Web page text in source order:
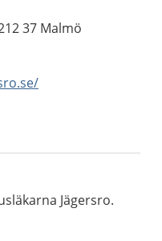
37 Malmö
Jägersro.